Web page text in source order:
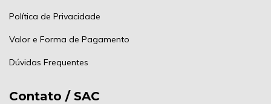
Política de Privacidade
Valor e Forma de Pagamento
Dúvidas Frequentes
Contato / SAC